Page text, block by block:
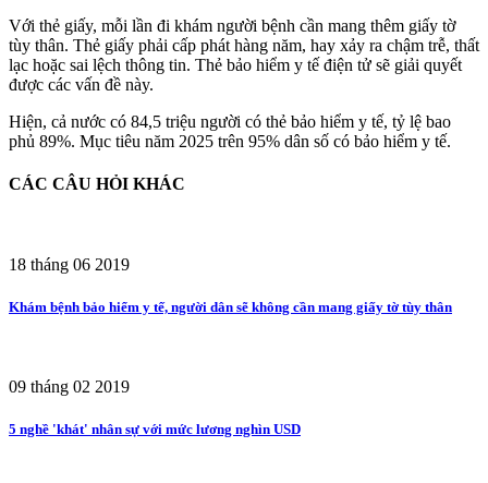
Với thẻ giấy, mỗi lần đi khám người bệnh cần mang thêm giấy tờ
tùy thân. Thẻ giấy phải cấp phát hàng năm, hay xảy ra chậm trễ, thất
lạc hoặc sai lệch thông tin. Thẻ bảo hiểm y tế điện tử sẽ giải quyết
được các vấn đề này.
Hiện, cả nước có 84,5 triệu người có thẻ bảo hiểm y tế, tỷ lệ bao
phủ 89%. Mục tiêu năm 2025 trên 95% dân số có bảo hiểm y tế.
CÁC CÂU HỎI KHÁC
18 tháng 06 2019
Khám bệnh bảo hiểm y tế, người dân sẽ không cần mang giấy tờ tùy thân
09 tháng 02 2019
5 nghề 'khát' nhân sự với mức lương nghìn USD